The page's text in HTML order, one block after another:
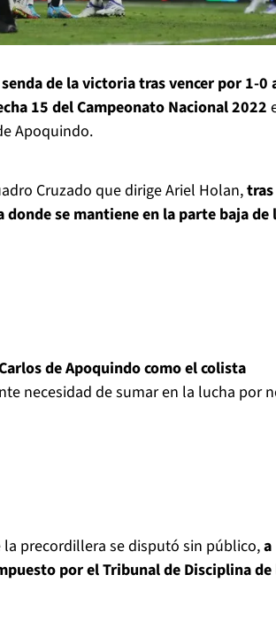
de la victoria tras vencer por 1-0
15 del Campeonato Nacional 2022
Apoquindo.
Cruzado que dirige Ariel Holan,tras
se mantiene en la parte baja de
de Apoquindo como el colista
necesidad de sumar en la lucha por
precordillera se disputó sin público,a
por el Tribunal de Disciplina de